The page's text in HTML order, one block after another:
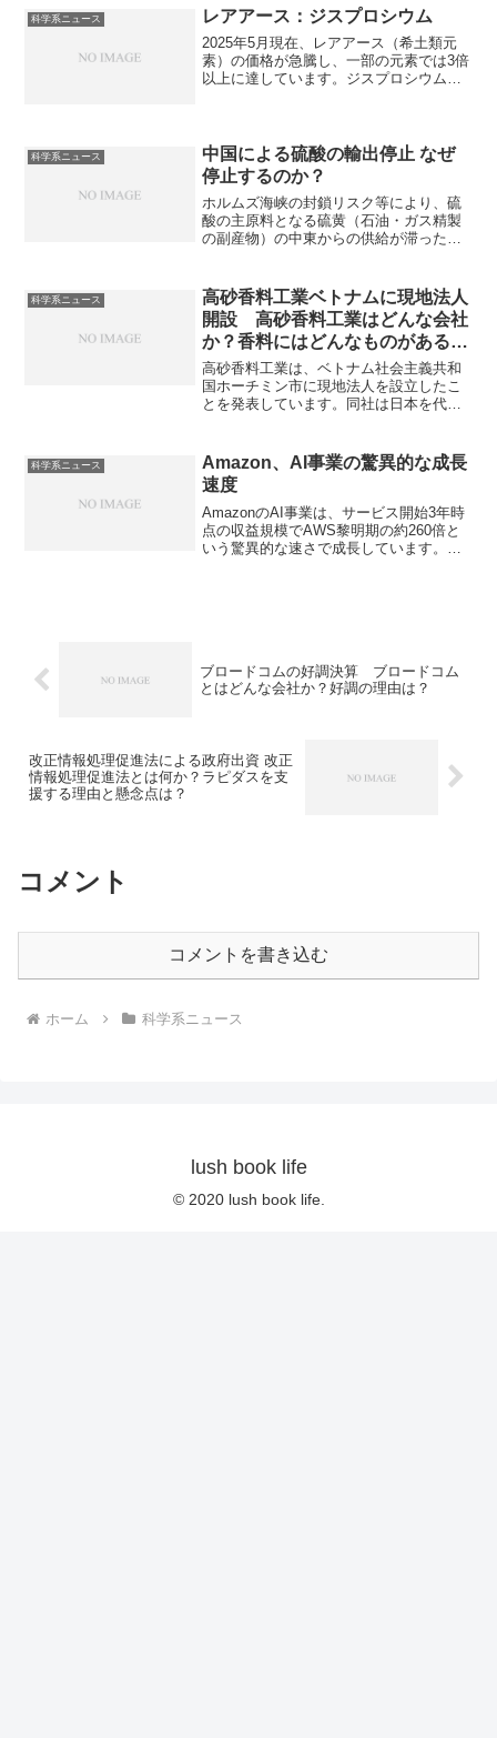
ポリエチレンはその優れた特性から幅広
い分野で利用されています。クロロスル
ホン化ポリエチレンとは何か、なぜ耐候
性に優れるのかを知ることができます。
科学系ニュース レアアース：ジスプロシウム
2025年5月現在、レアアース（希土類元
素）の価格が急騰し、一部の元素では3倍
以上に達しています。ジスプロシウムは
スプロシウムがどのような特徴を持って
いるのか知ることができます。
科学系ニュース
中国による硫酸の輸出停止 なぜ
停止するのか？
ホルムズ海峡の封鎖リスク等により、硫
酸の主原料となる硫黄（石油・ガス精製
の副産物）の中東からの供給が滞ったこ
科学系ニュース
高砂香料工業ベトナムに現地法人
開設 高砂香料工業はどんな会社
か？香料にはどんなものがあるの
か？
高砂香料工業は、ベトナム社会主義共和
国ホーチミン市に現地法人を設立したこ
とを発表しています。同社は日本を代表
クトロニクスといった多様な分野向けの
香料を扱っています。香料にはどんなも
のがあるのか、分子の構造と香りがどう
関係しているのかを知ることができま
す。
科学系ニュース
Amazon、AI事業の驚異的な成長
速度
AmazonのAI事業は、サービス開始3年時
点の収益規模でAWS黎明期の約260倍と
いう驚異的な速さで成長しています。
ブロードコムの好調決算 ブロードコム
とはどんな会社か？好調の理由は？
改正情報処理促進法による政府出資 改正
情報処理促進法とは何か？ラピダスを支
援する理由と懸念点は？
コメント
コメントを書き込む
ホーム 科学系ニュース
lush book life
© 2020 lush book life.